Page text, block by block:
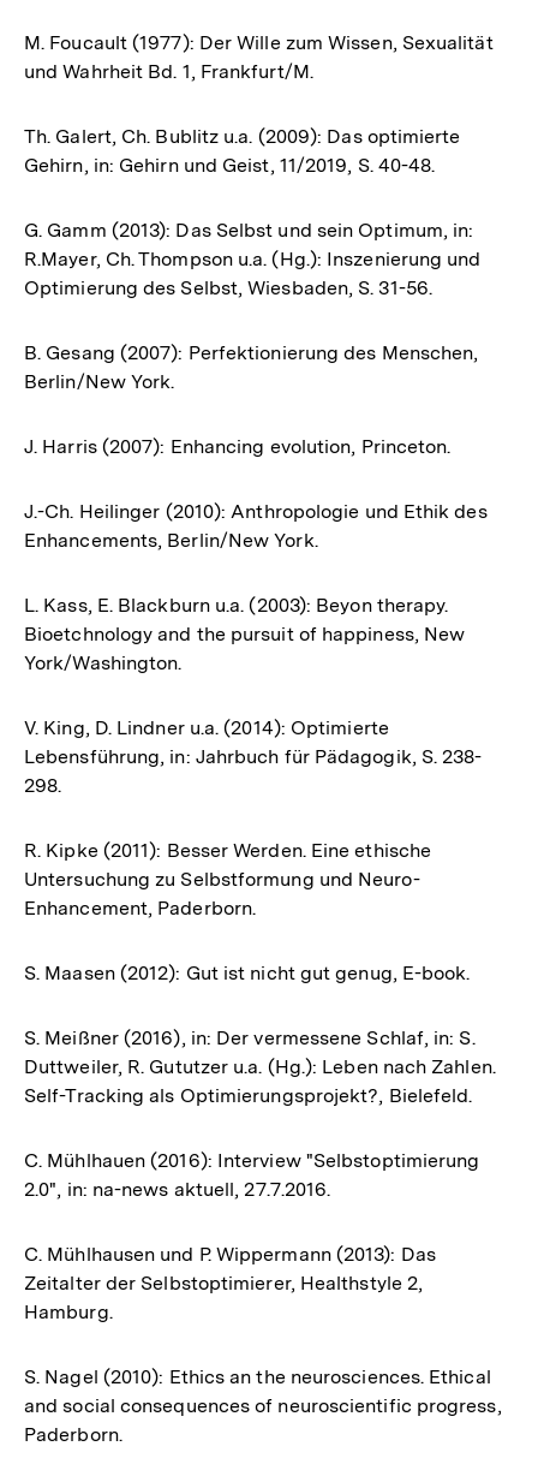
M. Foucault (1977): Der Wille zum Wissen, Sexualität
und Wahrheit Bd. 1, Frankfurt/M.
Th. Galert, Ch. Bublitz u.a. (2009): Das optimierte
Gehirn, in: Gehirn und Geist, 11/2019, S. 40-48.
G. Gamm (2013): Das Selbst und sein Optimum, in:
R.Mayer, Ch. Thompson u.a. (Hg.): Inszenierung und
Optimierung des Selbst, Wiesbaden, S. 31-56.
B. Gesang (2007): Perfektionierung des Menschen,
Berlin/New York.
J. Harris (2007): Enhancing evolution, Princeton.
J.-Ch. Heilinger (2010): Anthropologie und Ethik des
Enhancements, Berlin/New York.
L. Kass, E. Blackburn u.a. (2003): Beyon therapy.
Bioetchnology and the pursuit of happiness, New
York/Washington.
V. King, D. Lindner u.a. (2014): Optimierte
Lebensführung, in: Jahrbuch für Pädagogik, S. 238-
298.
R. Kipke (2011): Besser Werden. Eine ethische
Untersuchung zu Selbstformung und Neuro-
Enhancement, Paderborn.
S. Maasen (2012): Gut ist nicht gut genug, E-book.
S. Meißner (2016), in: Der vermessene Schlaf, in: S.
Duttweiler, R. Gututzer u.a. (Hg.): Leben nach Zahlen.
Self-Tracking als Optimierungsprojekt?, Bielefeld.
C. Mühlhauen (2016): Interview "Selbstoptimierung
2.0", in: na-news aktuell, 27.7.2016.
C. Mühlhausen und P. Wippermann (2013): Das
Zeitalter der Selbstoptimierer, Healthstyle 2,
Hamburg.
S. Nagel (2010): Ethics an the neurosciences. Ethical
and social consequences of neuroscientific progress,
Paderborn.